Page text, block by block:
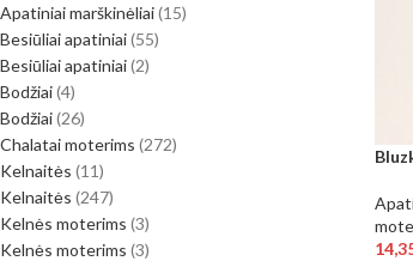
Apatiniai marškinėliai 15
Besiūliai apatiniai 55
Besiūliai apatiniai 2
Bodžiai 4
Bodžiai 26
Chalatai moterims 272
Kelnaitės 11
Kelnaitės 247
Kelnės moterims 3
Kelnės moterims 3